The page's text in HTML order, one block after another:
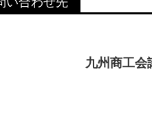
九州商工